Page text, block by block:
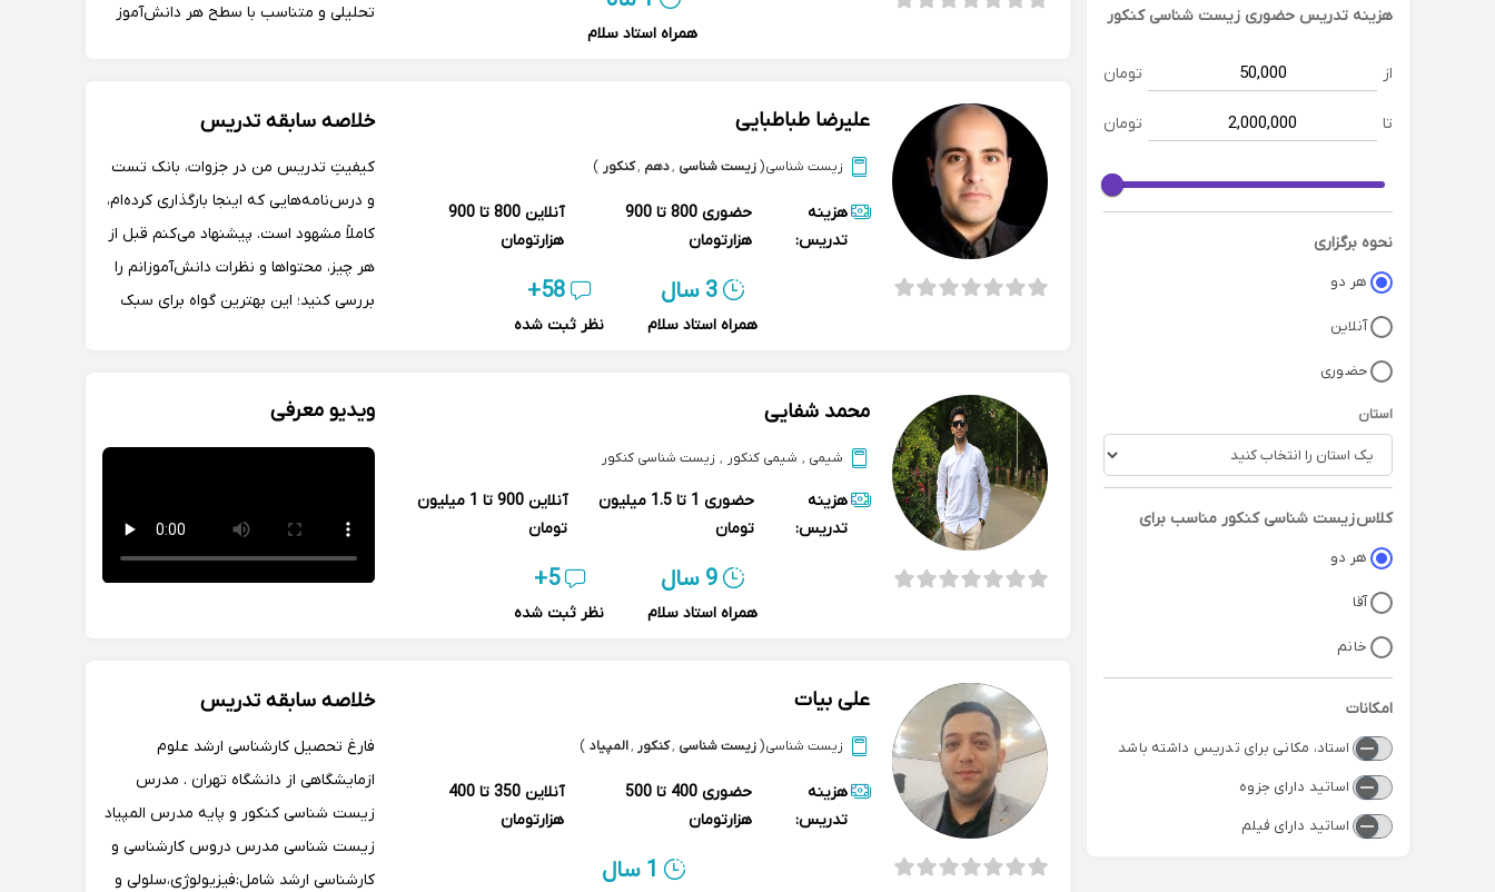
هزینه تدریس حضوری زیست شناسی کنکور
از تومان
تا تومان
نحوه برگزاری
هر دو
آنلاین
حضوری
استان
کلاسزیست شناسی کنکور مناسب برای
هر دو
آقا
خانم
امکانات
استاد، مکانی برای تدریس داشته باشد
اساتید دارای جزوه
اساتید دارای فیلم
همراه استاد سلام
تحلیلی و متناسب با سطح هر دانش‌آموز
علیرضا طباطبایی
زیست شناسی(زیست شناسی ,دهم ,کنکور )
هزینه
تدریس:
حضوری
800 تا 900
هزارتومان
آنلاین
800 تا 900
هزارتومان
3 سال
همراه استاد سلام
58+
نظر ثبت شده
خلاصه سابقه تدریس
کیفیتِ تدریس من در جزوات، بانک تست
و درس‌نامه‌هایی که اینجا بارگذاری کرده‌ام،
کاملاً مشهود است. پیشنهاد می‌کنم قبل از
هر چیز، محتواها و نظرات دانش‌آموزانم را
بررسی کنید؛ این بهترین گواه برای سبک
محمد شفایی
شیمی , شیمی کنکور , زیست شناسی کنکور
هزینه
تدریس:
حضوری
1 تا 1.5 میلیون
تومان
آنلاین
900 تا 1 میلیون
تومان
9 سال
همراه استاد سلام
5+
نظر ثبت شده
ویدیو معرفی
علی بیات
زیست شناسی(زیست شناسی ,کنکور ,المپیاد )
هزینه
تدریس:
حضوری
400 تا 500
هزارتومان
آنلاین
350 تا 400
هزارتومان
1 سال
خلاصه سابقه تدریس
فارغ تحصیل کارشناسی ارشد علوم
ازمایشگاهی از دانشگاه تهران . مدرس
زیست شناسی کنکور و پایه مدرس المپیاد
زیست شناسی مدرس دروس کارشناسی و
کارشناسی ارشد شامل:فیزیولوژی،سلولی و